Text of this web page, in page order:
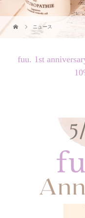
ニュース
fuu. 1st